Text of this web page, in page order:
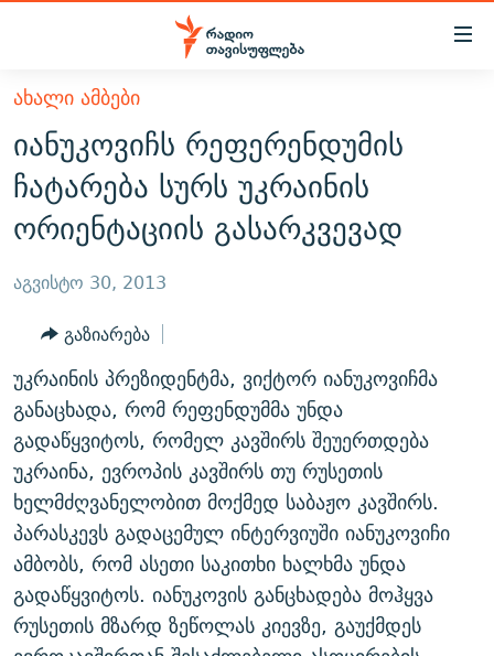
Accessibility
მთავარ
შინაარსზე
დაბრუნება
მთავარ
ნავიგაციაზე
დაბრუნება
ძიებაზე
ᲐᲮᲐᲚᲘ ᲐᲛᲑᲔᲑᲘ
ᲗᲔᲛᲔᲑᲘ
ᲞᲝᲚᲘᲢᲘᲙᲐ
ᲔᲙᲝᲜᲝᲛᲘᲙᲐ
ᲡᲐᲖᲝᲒᲐᲓᲝᲔᲑᲐ
ᲕᲘᲓᲔᲝ
ᲑᲚᲝᲒᲔᲑᲘ
ᲞᲝᲓᲙᲐᲡᲢᲔᲑᲘ
60 ᲓᲔᲪᲘᲑᲔᲚᲘ
ᲒᲐᲜᲙᲘᲗᲮᲕᲘᲡ ᲓᲦᲔ
ᲓᲘᲚᲘᲡ ᲡᲐᲣᲑᲠᲔᲑᲘ
ᲛᲝᲚᲐᲞᲐᲠᲐᲙᲔ ᲢᲔᲥᲡᲢᲔᲑᲘ
ᲨᲘᲜ - ᲣᲪᲮᲝᲔᲗᲨᲘ
ᲚᲘᲢᲔᲠᲐᲢᲣᲠᲣᲚᲘ ᲬᲐᲮᲜᲐᲒᲔᲑᲘ
ᲐᲛᲔᲠᲘᲙᲣᲚᲘ ᲛᲝᲗᲮᲠᲝᲑᲐ
ᲤᲔᲜᲝᲕᲐᲜᲘ - 2.10
ᲗᲥᲕᲔᲜᲘ ᲞᲣᲑᲚᲘᲙᲐᲪᲘᲔᲑᲘ
ᲞᲠᲝᲔᲥᲢᲔᲑᲘ
ᲣᲙᲠᲐᲘᲜᲐᲨᲘ ᲓᲐᲦᲣᲞᲣᲚᲘ ᲥᲐᲠᲗᲕᲔᲚᲘ ᲛᲔᲑᲠᲫᲝᲚᲔᲑᲘ - 2022
ᲓᲐᲛᲝᲣᲙᲘᲓᲔᲑᲚᲝᲑᲘᲡ 100 ᲬᲔᲚᲘ
ᲩᲔᲛᲘ ᲡᲘᲙᲕᲓᲘᲚᲘᲡ ᲛᲘᲖᲔᲖᲘᲐ COVID-19
11 ᲬᲔᲚᲘ - 11 ᲐᲛᲑᲐᲕᲘ
ᲡᲐᲞᲐᲠᲚᲐᲛᲔᲜᲢᲝ ᲐᲠᲩᲔᲕᲜᲔᲑᲘᲡ ᲘᲡᲢᲝᲠᲘᲐ
ᲑᲐᲕᲨᲕᲔᲑᲘ ᲞᲠᲝᲡᲢᲘᲢᲣᲪᲘᲐᲨᲘ - ᲐᲛᲝᲣᲗᲥᲛᲔᲚᲘ ᲐᲛᲑᲐᲕᲘ
ЭХО КАВКАЗА
ᲒᲐᲛᲝᲘᲬᲔᲠᲔ
ᲐᲮᲐᲚᲘ ᲐᲛᲑᲔᲑᲘ
იანუკოვიჩს რეფერენდუმის
ჩატარება სურს უკრაინის
ორიენტაციის გასარკვევად
აგვისტო 30, 2013
გაზიარება
უკრაინის პრეზიდენტმა, ვიქტორ იანუკოვიჩმა
განაცხადა, რომ რეფენდუმმა უნდა
გადაწყვიტოს, რომელ კავშირს შეუერთდება
უკრაინა, ევროპის კავშირს თუ რუსეთის
ხელმძღვანელობით მოქმედ საბაჟო კავშირს.
პარასკევს გადაცემულ ინტერვიუში იანუკოვიჩი
ამბობს, რომ ასეთი საკითხი ხალხმა უნდა
გადაწყვიტოს. იანუკოვის განცხადება მოჰყვა
რუსეთის მზარდ ზეწოლას კიევზე, გაუქმდეს